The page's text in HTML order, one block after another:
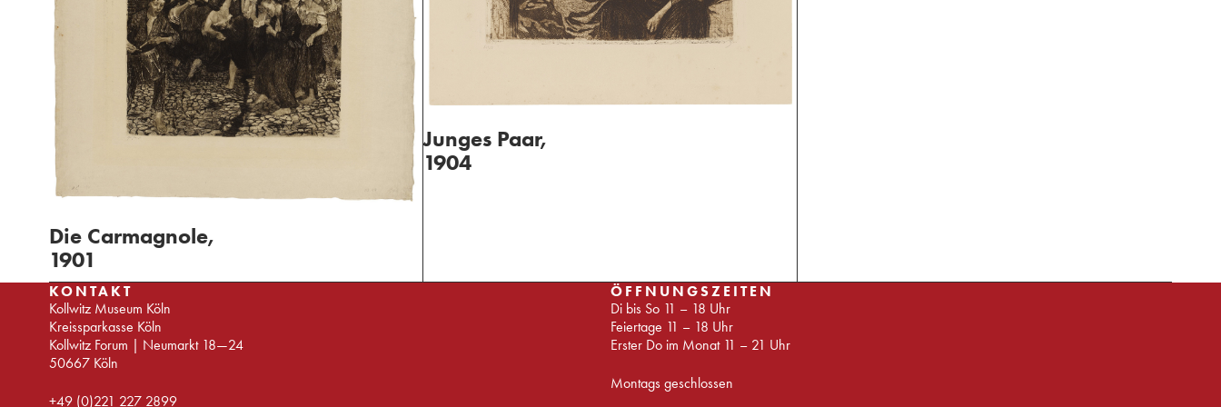
Die Carmagnole,
1901
Junges Paar,
1904
KONTAKT
Kollwitz Museum Köln
Kreissparkasse Köln
Kollwitz Forum | Neumarkt 18—24
50667 Köln
+49 (0)221 227 2899
ÖFFNUNGSZEITEN
Di bis So 11 – 18 Uhr
Feiertage 11 – 18 Uhr
Erster Do im Monat 11 – 21 Uhr
Montags geschlossen